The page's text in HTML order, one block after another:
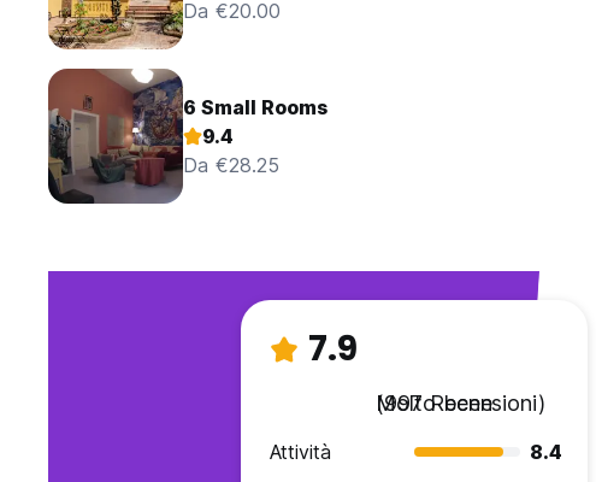
Da €20.00
6 Small Rooms
9.4
Da €28.25
7.9
Molto bene
(997 Recensioni)
Attività
8.4